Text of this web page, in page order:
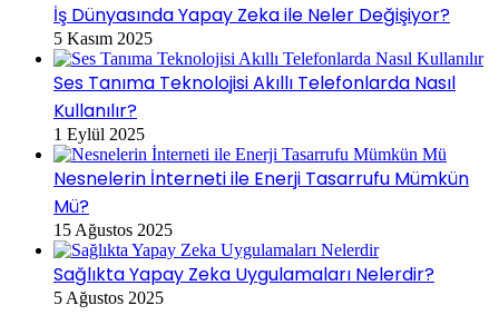
İş Dünyasında Yapay Zeka ile Neler Değişiyor?
5 Kasım 2025
Ses Tanıma Teknolojisi Akıllı Telefonlarda Nasıl
Kullanılır?
1 Eylül 2025
Nesnelerin İnterneti ile Enerji Tasarrufu Mümkün
Mü?
15 Ağustos 2025
Sağlıkta Yapay Zeka Uygulamaları Nelerdir?
5 Ağustos 2025